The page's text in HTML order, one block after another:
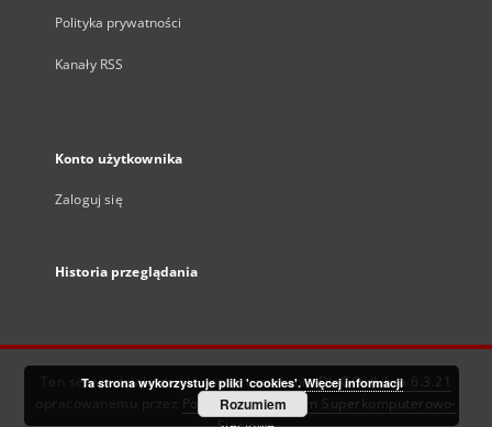
Polityka prywatności
Kanały RSS
Konto użytkownika
Zaloguj się
Historia przeglądania
Ten serwis działa dzięki oprogramowaniuDInGO dLibra 6.3.21
Poznańskie Centrum Superkomputerowo-
Ta strona wykorzystuje pliki 'cookies'. Więcej informacji
Rozumiem